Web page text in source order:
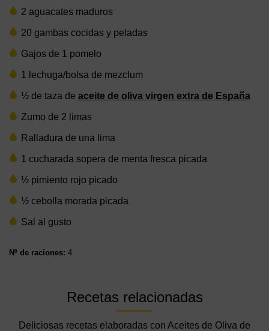
2 aguacates maduros
20 gambas cocidas y peladas
Gajos de 1 pomelo
1 lechuga/bolsa de mezclum
½ de taza de aceite de oliva virgen extra de España
Zumo de 2 limas
Ralladura de una lima
1 cucharada sopera de menta fresca picada
½ pimiento rojo picado
½ cebolla morada picada
Sal al gusto
Nº de raciones: 4
Recetas relacionadas
Deliciosas recetas elaboradas con Aceites de Oliva de